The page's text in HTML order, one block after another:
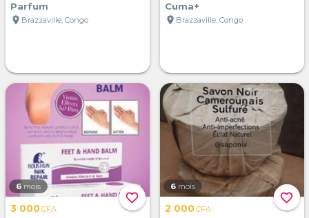
Parfum
location_on Brazzaville, Congo
Cuma+
location_on Brazzaville, Congo
favorite_border
6 mois
3 000CFA
favorite_border
6 mois
2 000CFA